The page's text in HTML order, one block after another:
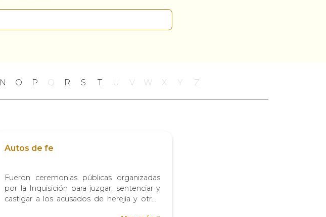
N O P Q R S T U V W X Y Z
Autos de fe
Fueron ceremonias públicas organizadas
por la Inquisición para juzgar, sentenciar y
castigar a los acusados de herejía y otros